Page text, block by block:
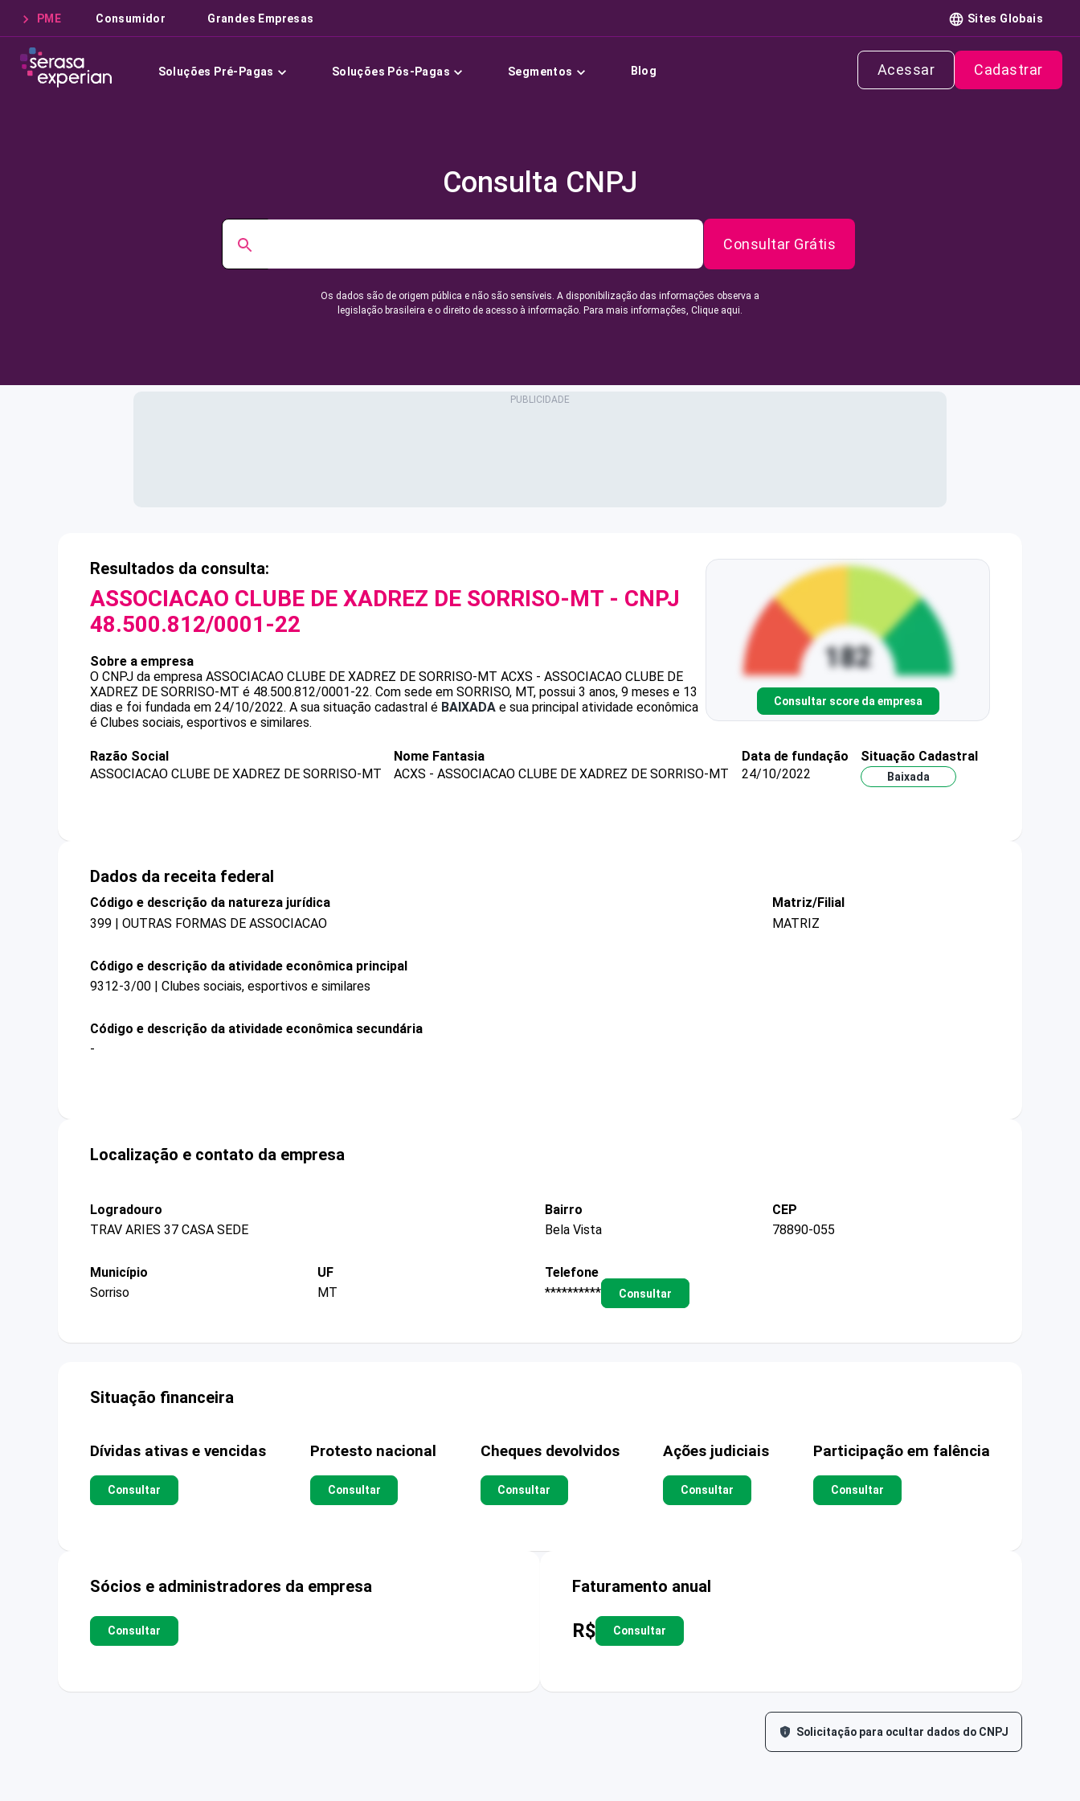
PME Consumidor Grandes Empresas Sites Globais
Soluções Pré-Pagas Soluções Pós-Pagas Segmentos Blog Acessar Cadastrar
Consulta CNPJ
Consultar Grátis
Os dados são de origem pública e não são sensíveis. A disponibilização das informações observa a
legislação brasileira e o direito de acesso à informação. Para mais informações, Clique aqui.
Resultados da consulta:
ASSOCIACAO CLUBE DE XADREZ DE SORRISO-MT - CNPJ
48.500.812/0001-22
Sobre a empresa
O CNPJ da empresa ASSOCIACAO CLUBE DE XADREZ DE SORRISO-MT ACXS - ASSOCIACAO CLUBE DE
XADREZ DE SORRISO-MT é 48.500.812/0001-22. Com sede em SORRISO, MT, possui 3 anos, 9 meses e 13
dias e foi fundada em 24/10/2022. A sua situação cadastral é BAIXADA e sua principal atividade econômica
é Clubes sociais, esportivos e similares.
Consultar score da empresa
Razão Social
ASSOCIACAO CLUBE DE XADREZ DE SORRISO-MT
Nome Fantasia
ACXS - ASSOCIACAO CLUBE DE XADREZ DE SORRISO-MT
Data de fundação
24/10/2022
Situação Cadastral
Baixada
Dados da receita federal
Código e descrição da natureza jurídica
399 | OUTRAS FORMAS DE ASSOCIACAO
Matriz/Filial
MATRIZ
Código e descrição da atividade econômica principal
9312-3/00 | Clubes sociais, esportivos e similares
Código e descrição da atividade econômica secundária
-
Localização e contato da empresa
Logradouro
TRAV ARIES 37 CASA SEDE
Bairro
Bela Vista
CEP
78890-055
Município
Sorriso
UF
MT
Telefone
**********
Consultar
Situação financeira
Dívidas ativas e vencidas
Consultar
Protesto nacional
Consultar
Cheques devolvidos
Consultar
Ações judiciais
Consultar
Participação em falência
Consultar
Sócios e administradores da empresa
Consultar
Faturamento anual
R$ Consultar
Solicitação para ocultar dados do CNPJ